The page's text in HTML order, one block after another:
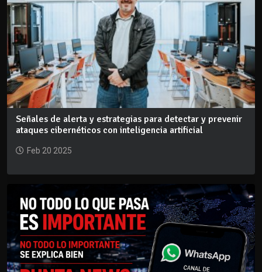
Señales de alerta y estrategias para detectar y prevenir
ataques cibernéticos con inteligencia artificial
Feb 20 2025